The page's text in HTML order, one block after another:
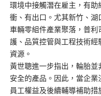
環境中接觸潛在雇主，有
衝、有出口。尤其新竹、
車輛零組件產業聚落，普
護、品質控管與工程技術
資源。
黃世聰進一步指出，輪胎
安全的產品。因此，當企
員工權益及後續輔導補助